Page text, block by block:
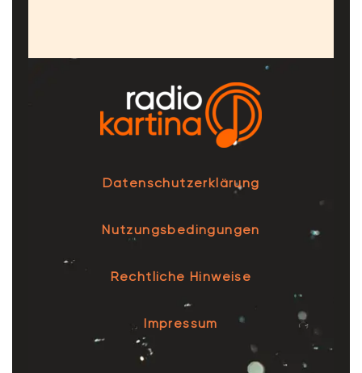
Datenschutzerklärung
Nutzungsbedingungen
Rechtliche Hinweise
Impressum